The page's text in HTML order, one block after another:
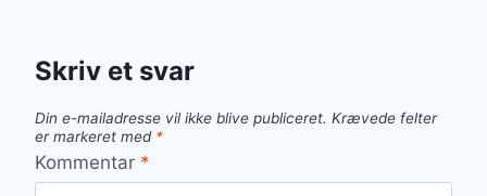
Skriv et svar
Din e-mailadresse vil ikke blive publiceret. Krævede felter
er markeret med *
Kommentar *